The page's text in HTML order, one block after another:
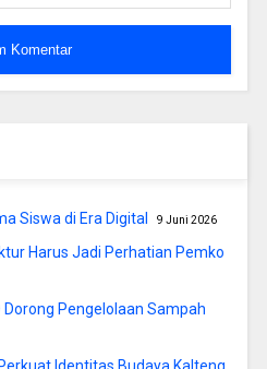
Siswa di Era Digital 9 Juni 2026
Harus Jadi Perhatian Pemko
Dorong Pengelolaan Sampah
Identitas Budaya Kalteng